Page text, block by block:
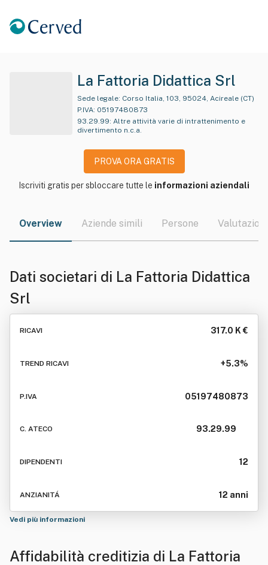
La Fattoria Didattica Srl
Sede legale: Corso Italia, 103, 95024, Acireale (CT)
P.IVA: 05197480873
93.29.99: Altre attività varie di intrattenimento e
divertimento n.c.a.
PROVA ORA GRATIS
Iscriviti gratis per sbloccare tutte le informazioni aziendali
Overview Aziende simili Persone Valutazioni
Dati societari di La Fattoria Didattica
Srl
RICAVI 317.0 K €
TREND RICAVI +5.3%
P.IVA 05197480873
C. ATECO 93.29.99
DIPENDENTI 12
ANZIANITÁ 12 anni
Vedi più informazioni
Affidabilità creditizia di La Fattoria